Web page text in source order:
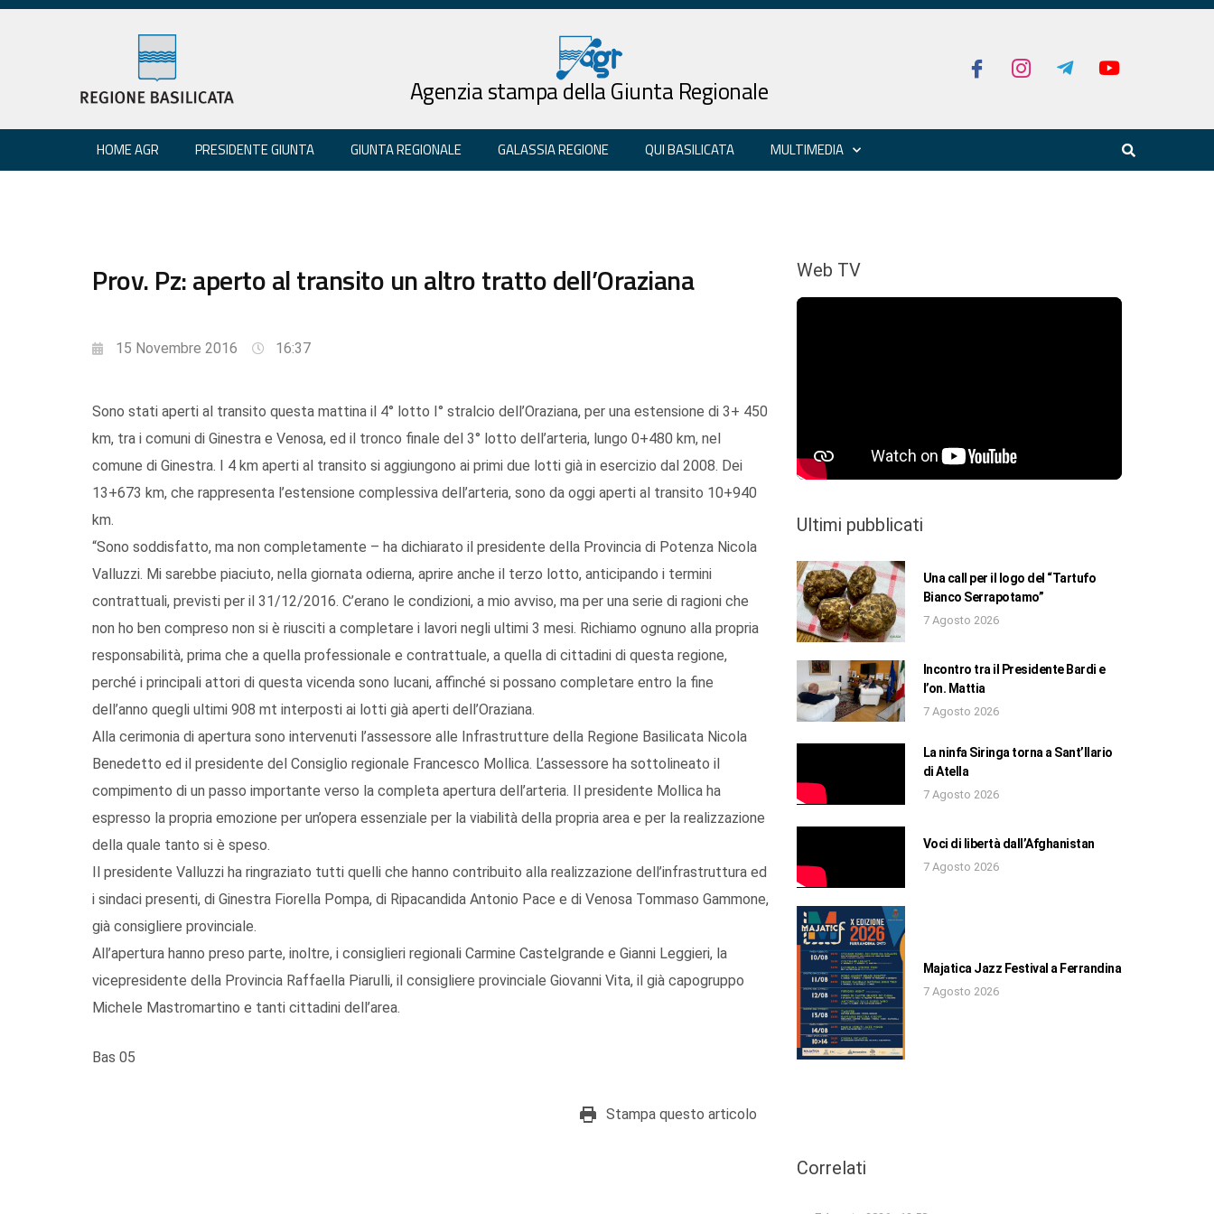
Agenzia stampa della Giunta Regionale
HOME AGR PRESIDENTE GIUNTA GIUNTA REGIONALE GALASSIA REGIONE QUI BASILICATA MULTIMEDIA
Prov. Pz: aperto al transito un altro tratto dell’Oraziana
15 Novembre 2016 16:37
Sono stati aperti al transito questa mattina il 4° lotto I° stralcio dell’Oraziana, per una estensione di 3+ 450
km, tra i comuni di Ginestra e Venosa, ed il tronco finale del 3° lotto dell’arteria, lungo 0+480 km, nel
comune di Ginestra. I 4 km aperti al transito si aggiungono ai primi due lotti già in esercizio dal 2008. Dei
13+673 km, che rappresenta l’estensione complessiva dell’arteria, sono da oggi aperti al transito 10+940
km.
“Sono soddisfatto, ma non completamente – ha dichiarato il presidente della Provincia di Potenza Nicola
Valluzzi. Mi sarebbe piaciuto, nella giornata odierna, aprire anche il terzo lotto, anticipando i termini
contrattuali, previsti per il 31/12/2016. C’erano le condizioni, a mio avviso, ma per una serie di ragioni che
non ho ben compreso non si è riusciti a completare i lavori negli ultimi 3 mesi. Richiamo ognuno alla propria
responsabilità, prima che a quella professionale e contrattuale, a quella di cittadini di questa regione,
perché i principali attori di questa vicenda sono lucani, affinché si possano completare entro la fine
dell’anno quegli ultimi 908 mt interposti ai lotti già aperti dell’Oraziana.
Alla cerimonia di apertura sono intervenuti l’assessore alle Infrastrutture della Regione Basilicata Nicola
Benedetto ed il presidente del Consiglio regionale Francesco Mollica. L’assessore ha sottolineato il
compimento di un passo importante verso la completa apertura dell’arteria. Il presidente Mollica ha
espresso la propria emozione per un’opera essenziale per la viabilità della propria area e per la realizzazione
della quale tanto si è speso.
Il presidente Valluzzi ha ringraziato tutti quelli che hanno contribuito alla realizzazione dell’infrastruttura ed
i sindaci presenti, di Ginestra Fiorella Pompa, di Ripacandida Antonio Pace e di Venosa Tommaso Gammone,
già consigliere provinciale.
All’apertura hanno preso parte, inoltre, i consiglieri regionali Carmine Castelgrande e Gianni Leggieri, la
vicepresidente della Provincia Raffaella Piarulli, il consigliere provinciale Giovanni Vita, il già capogruppo
Michele Mastromartino e tanti cittadini dell’area.
Bas 05
Stampa questo articolo
Web TV
Ultimi pubblicati
Una call per il logo del “Tartufo
Bianco Serrapotamo”
7 Agosto 2026
Incontro tra il Presidente Bardi e
l’on. Mattia
7 Agosto 2026
La ninfa Siringa torna a Sant’Ilario
di Atella
7 Agosto 2026
Voci di libertà dall’Afghanistan
7 Agosto 2026
Majatica Jazz Festival a Ferrandina
7 Agosto 2026
Correlati